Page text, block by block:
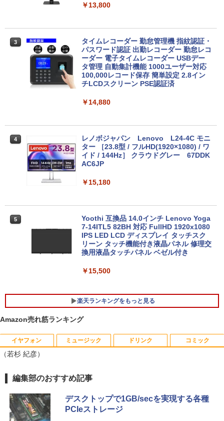
古｜デスクトップPC 中古PC｜高性能 グ
￥44,999
超得5,000円OFF&P10倍｜CPU第11世代
｜NEC VM-9｜最大180日保証｜中古ノー
re i5 第11世代｜メモリ最大16GB SSD25
ン｜中古パソコン｜パソコン｜中古ノー
トPC
￥45,800
年 爆進中！】整備済み ノートパソコン 1
3.3型 Windows11 Core i5 大容量 SSD 5
12GB 16GB メモリ Wi-Fi 無線LAN Web
カメラ HP 最高峰 EliteBook 830 G5 中
古パソコン 安心サポート 初期設定済み
5
フルHD 14.0型 DELL Latitude 7410 Cor
e i7 10610U メモリ16G M.2SSD256G W
11【中古】
￥49,800
Hz | MEM:8GB | SSD:256GB(新品) | DV
￥15,000
送料無料 MouseComputer SL4-B450 単
体 AMD Ryzen 3 3200G Windows11 64
bit HDMI メモリー8GB 高速SSD256GB
スクトップパソコン 中古 パソコン【30
￥19,800
中古パソコン | Lenovo | ThinkCentre M
| 一年保証 | 第8世代 | Core i5 8400 2.8
￥22,980
ミニPC Dell HP Lenovo 高速CPU 第8世
D1TB 二画面デュアル アウトレット オフ
ニPC デル 中古パソコンデスクトップPC
￥13,800
3
タイムレコーダー 勤怠管理機 指紋認証・
パスワード認証 出勤レコーダー 勤怠レコ
ーダー 電子タイムレコーダー USBデー
タ管理 自動集計機能 1000ユーザー対応
100,000レコード保存 簡単設定 2.8イン
チLCDスクリーン PSE認証済
￥14,880
4
レノボジャパン Lenovo L24-4C モニ
ター ［23.8型 / フルHD(1920×1080) / ワ
イド / 144Hz］ クラウドグレー 67DDK
AC6JP
￥15,180
5
Yoothi 互換品 14.0インチ Lenovo Yoga
7-14ITL5 82BH 対応 FullHD 1920x1080
IPS LED LCD ディスプレイ タッチスク
リーン タッチ機能付き液晶パネル 修理交
換用液晶タッチパネル ベゼル付き
￥15,500
楽天ランキングをもっと見る
1
永瀬廉 プレミアムBOX【初回限定版】
￥8,800
2
Amazon売れ筋ランキング
イヤフォン
Anker Soundcore P40i オフホワイト
￥7,990
ミュージック
BRUCE WAYNE feat. Flo Milli, ATL Jacob
[Explicit]
￥250
ドリンク
by Amazon 天然水 ラベルレス 500ml ×24本
富士山の天然水 バナジウム含有 水 ミネラル
ウォーター ペットボトル 静岡県産 500ミリリ
ットル (Smart Basic)
コミック
薬屋のひとりごと 17巻 (デジタル版ビッグガ
ンガンコミックス)
￥770
（若杉 紀彦）
編集部のおすすめ記事
デスクトップで1GB/secを実現する各種
PCIeストレージ